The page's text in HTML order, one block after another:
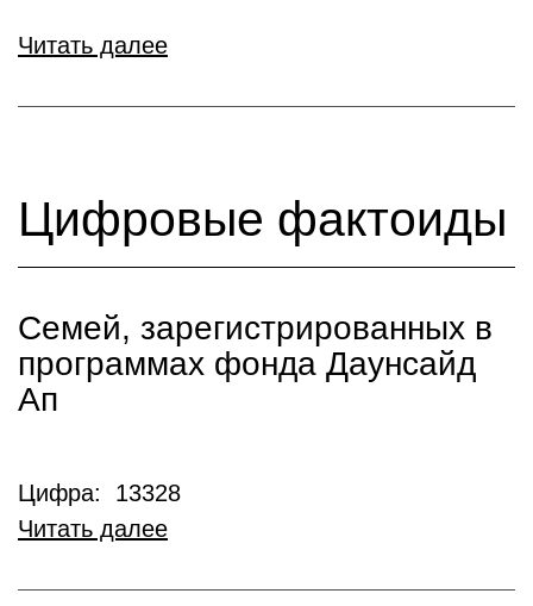
Читать далее
Цифровые фактоиды
Семей, зарегистрированных в
программах фонда Даунсайд
Ап
Цифра: 13328
Читать далее